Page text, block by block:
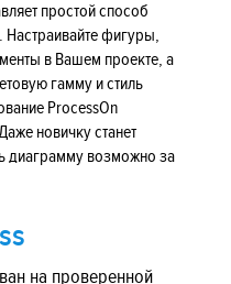
простой способ
фигуры,
в Вашем проекте, а
гамму и стиль
ProcessOn
новичку станет
диаграмму возможно за
на проверенной